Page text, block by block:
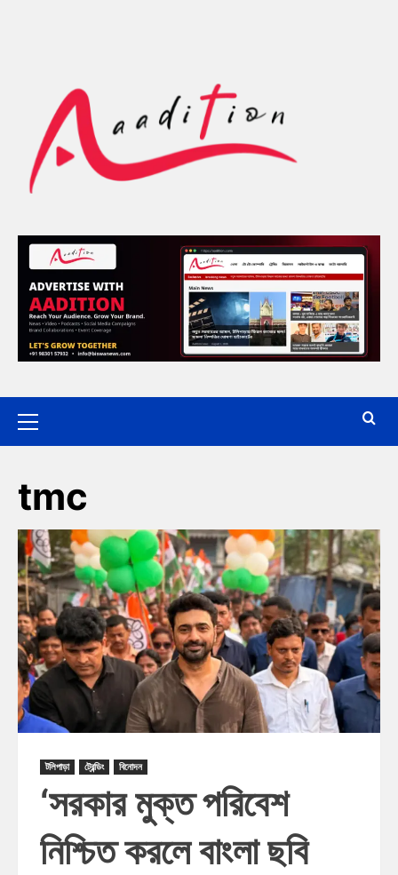
tmc
টলিপাড়া ট্রেন্ডিং বিনোদন
‘সরকার মুক্ত পরিবেশ
নিশ্চিত করলে বাংলা ছবি